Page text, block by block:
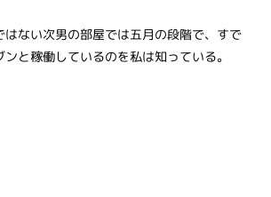
はない次男の部屋では五月の段階で、すで
と稼働しているのを私は知っている。